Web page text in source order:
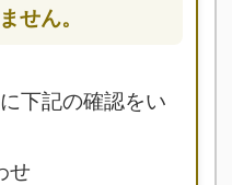
せん。
下記の確認をい
せ